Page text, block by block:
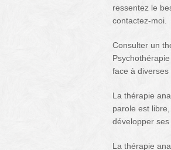
ressentez le
contactez-moi.
Consulter un
face à diverses
La thérapie
parole est
développer
La thérapie